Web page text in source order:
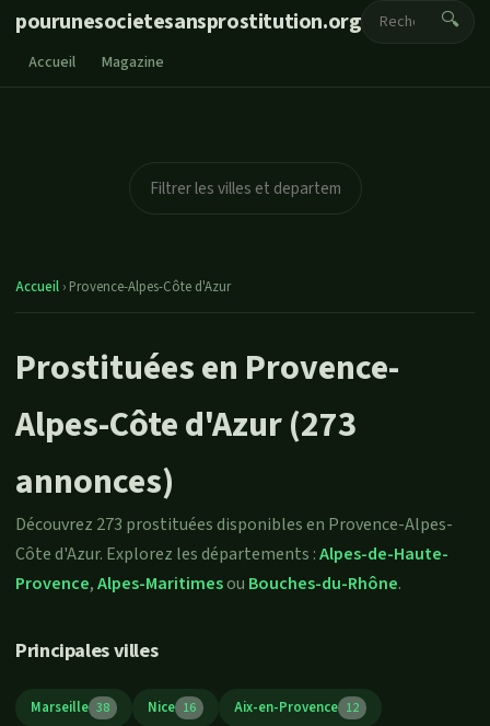
pourunesocietesansprostitution.org
🔍
Accueil
Magazine
Accueil › Provence-Alpes-Côte d'Azur
Prostituées en Provence-
Alpes-Côte d'Azur (273
annonces)
Découvrez 273 prostituées disponibles en Provence-Alpes-
Côte d'Azur. Explorez les départements :Alpes-de-Haute-
Provence,Alpes-Maritimesou Bouches-du-Rhône.
Principales villes
Marseille 38 Nice 16 Aix-en-Provence 12